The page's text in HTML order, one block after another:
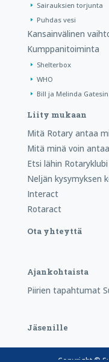
Sairauksien torjunta
Puhdas vesi
Kansainvälinen
Kumppanitoiminta
Shelterbox
WHO
Bill ja Melinda
Liity mukaan
Mitä Rotary antaa
Mitä minä voin
Etsi lähin Rotaryklubi
Neljän kysymyksen
Interact
Rotaract
Ota yhteyttä
Ajankohtaista
Piirien tapahtumat
Jäsenille